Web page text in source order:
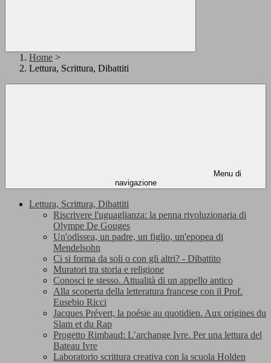
Home >
Lettura, Scrittura, Dibattiti
Menu di
navigazione
Lettura, Scrittura, Dibattiti
Riscrivere l'uguaglianza: la penna rivoluzionaria di
Olympe De Gouges
Un'odissea, un padre, un figlio, un'epopea di
Mendelsohn
Ci si forma da soli o con gli altri? - Dibattito
Muratori tra storia e religione
Conosci te stesso. Attualità di un appello antico
Alla scoperta della letteratura francese con il Prof.
Eusebio Ricci
Jacques Prévert, la poésie au quotidien. Aux origines du
Slam et du Rap
Progetto Rimbaud: L’archange Ivre. Per una lettura del
Bateau Ivre
Laboratorio scrittura creativa con la scuola Holden